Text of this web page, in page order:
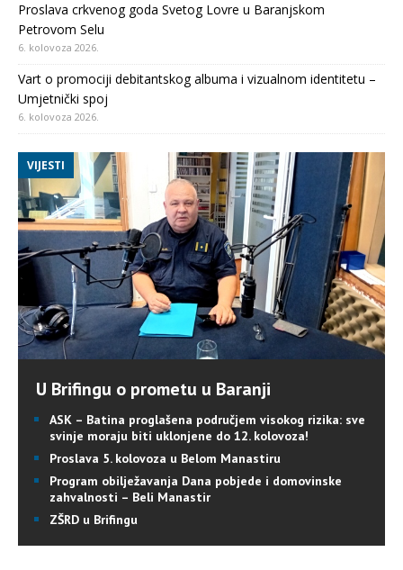
Proslava crkvenog goda Svetog Lovre u Baranjskom
Petrovom Selu
6. kolovoza 2026.
Vart o promociji debitantskog albuma i vizualnom identitetu –
Umjetnički spoj
6. kolovoza 2026.
VIJESTI
U Brifingu o prometu u Baranji
ASK – Batina proglašena područjem visokog rizika: sve
svinje moraju biti uklonjene do 12. kolovoza!
Proslava 5. kolovoza u Belom Manastiru
Program obilježavanja Dana pobjede i domovinske
zahvalnosti – Beli Manastir
ZŠRD u Brifingu